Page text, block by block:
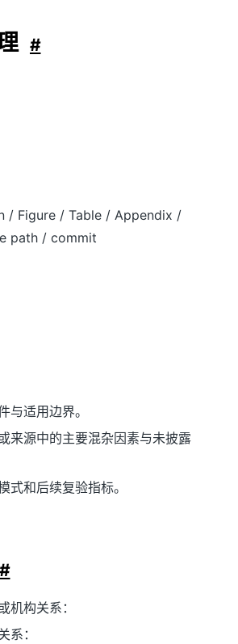
#
/ Figure / Table / Appendix /
path / commit
与适用边界。
来源中的主要混杂因素与未披露
式和后续复验指标。
#
机构关系：
系：